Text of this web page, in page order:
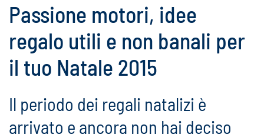
Passione motori, idee
regalo utili e non banali per
il tuo Natale 2015
Il periodo dei regali natalizi è
arrivato e ancora non hai deciso